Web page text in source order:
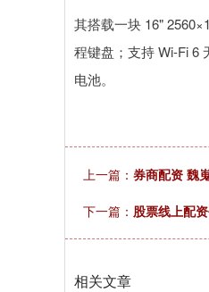
其搭载一块 16"
程键盘；支持 Wi-Fi 6
电池。
上一篇： 券商配资 魏
下一篇： 股票线上配
相关文章